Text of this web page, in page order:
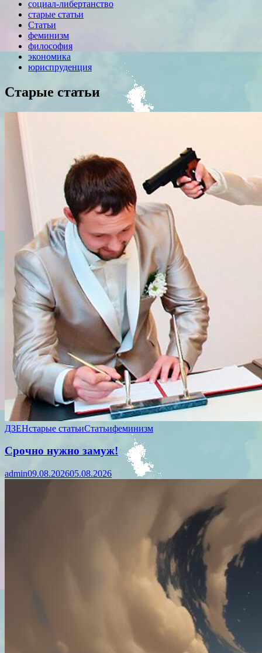
социал-либертанство
старые статьи
Статьи
феминизм
философия
экономика
юриспруденция
Старые статьи
ДЗЕНстарые статьиСтатьифеминизм
Срочно нужно замуж!
admin09.08.202605.08.2026